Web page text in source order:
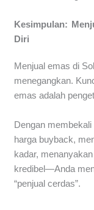
Kesimpulan:
Diri
Menjual emas di
menegangkan.
emas adalah
Dengan
harga buyback,
kadar,
kredibel—Anda
“penjual cerdas”.